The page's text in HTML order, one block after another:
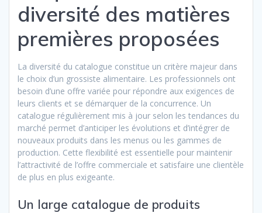
diversité des matières
premières proposées
La diversité du catalogue constitue un critère majeur dans
le choix d’un grossiste alimentaire. Les professionnels ont
besoin d’une offre variée pour répondre aux exigences de
leurs clients et se démarquer de la concurrence. Un
catalogue régulièrement mis à jour selon les tendances du
marché permet d’anticiper les évolutions et d’intégrer de
nouveaux produits dans les menus ou les gammes de
production. Cette flexibilité est essentielle pour maintenir
l’attractivité de l’offre commerciale et satisfaire une clientèle
de plus en plus exigeante.
Un large catalogue de produits